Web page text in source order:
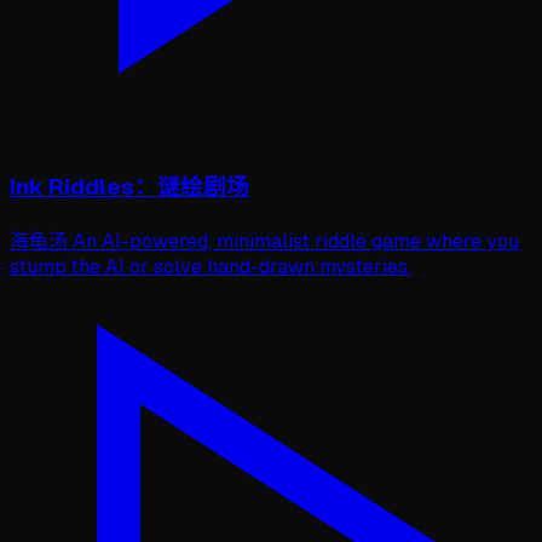
Ink Riddles：谜绘剧场
海龟汤 An AI-powered, minimalist riddle game where you
stump the AI or solve hand-drawn mysteries.